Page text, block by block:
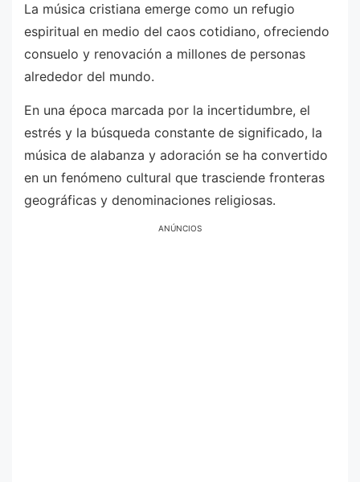
La música cristiana emerge como un refugio
espiritual en medio del caos cotidiano, ofreciendo
consuelo y renovación a millones de personas
alrededor del mundo.
En una época marcada por la incertidumbre, el
estrés y la búsqueda constante de significado, la
música de alabanza y adoración se ha convertido
en un fenómeno cultural que trasciende fronteras
geográficas y denominaciones religiosas.
ANÚNCIOS